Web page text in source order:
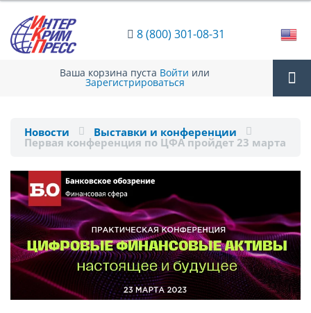
8 (800) 301-08-31
Ваша корзина пуста Войти или
Зарегистрироваться
Новости Выставки и конференции
Первая конференция по ЦФА пройдет 23 марта